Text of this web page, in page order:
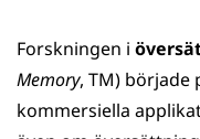
Forskningen i
Memory, TM) började
kommersiella